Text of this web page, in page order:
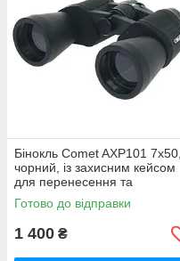
Бінокль Comet AXP101 7x50,
чорний, із захисним кейсом
для перенесення та
зберігання GoodPlace -worry-
free-shopping-
Готово до відправки
1 400 ₴